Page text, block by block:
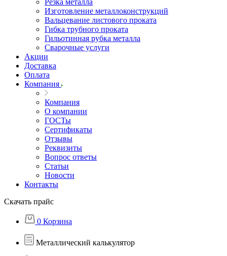
Резка металла
Изготовление металлоконструкций
Вальцевание листового проката
Гибка трубного проката
Гильотинная рубка металла
Сварочные услуги
Акции
Доставка
Оплата
Компания
Компания
О компании
ГОСТы
Сертификаты
Отзывы
Реквизиты
Вопрос ответы
Статьи
Новости
Контакты
Скачать прайс
0 Корзина
Металлический калькулятор